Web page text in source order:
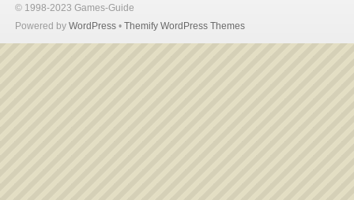
© 1998-2023 Games-Guide
Powered by WordPress • Themify WordPress Themes